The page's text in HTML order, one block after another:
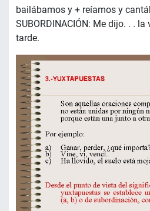
bailábamos y + reíamos y
SUBORDINACIÓN: Me dijo. . .
tarde.